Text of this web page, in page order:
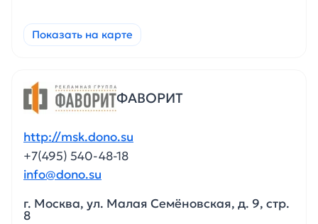
Показать на карте
ФАВОРИТ
http://msk.dono.su
+7(495) 540-48-18
info@dono.su
г. Москва, ул. Малая Семёновская, д. 9, стр.
8